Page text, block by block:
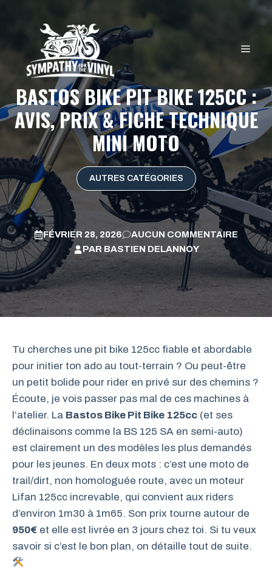
BASTOS BIKE PIT BIKE 125CC :
AVIS, PRIX & FICHE TECHNIQUE
MINI MOTO
AUTRES CATÉGORIES
FÉVRIER 28, 2026
AUCUN COMMENTAIRE
PAR BASTIEN DELANNOY
Tu cherches une pit bike 125cc fiable et abordable
pour initier ton ado au tout-terrain ? Ou peut-être
un petit bolide pour rider en privé sur des chemins ?
Écoute, je vois passer pas mal de ces machines à
l’atelier. La Bastos Bike Pit Bike 125cc (et ses
déclinaisons comme la BS 125 SA en semi-auto)
est clairement un des modèles les plus demandés
pour les jeunes. En deux mots : c’est une moto de
trail/dirt, non homologuée route, avec un moteur
Lifan 125cc increvable, qui convient aux riders
d’environ 1m30 à 1m65. Son prix tourne autour de
950€ et elle est livrée en 3 jours chez toi. Si tu veux
savoir si c’est le bon plan, on détaille tout de suite.